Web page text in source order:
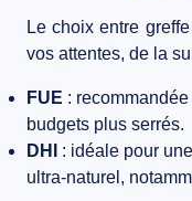
Le choix entre
vos attentes, de la
FUE :
budgets plus serrés.
DHI
: idéale pour
ultra-naturel,